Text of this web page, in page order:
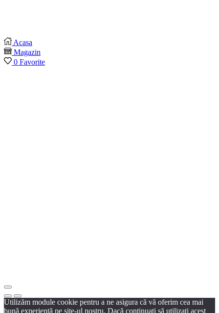
Acasa
Magazin
0 Favorite
Utilizăm module cookie pentru a ne asigura că vă oferim cea mai
bună experiență pe site-ul nostru. Dacă continuați să utilizați acest